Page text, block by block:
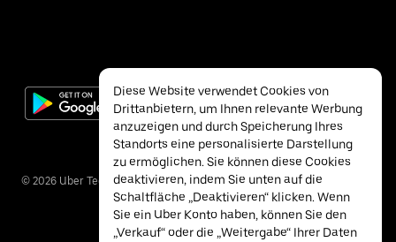
© 2026 Uber Technologies Inc.
Diese Website verwendet Cookies von
Drittanbietern, um Ihnen relevante Werbung
anzuzeigen und durch Speicherung Ihres
Standorts eine personalisierte Darstellung
zu ermöglichen. Sie können diese Cookies
deaktivieren, indem Sie unten auf die
Schaltfläche „Deaktivieren“ klicken. Wenn
Sie ein Uber Konto haben, können Sie den
„Verkauf“ oder die „Weitergabe“ Ihrer Daten